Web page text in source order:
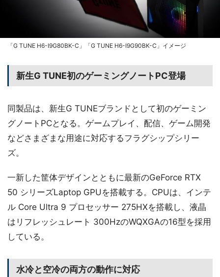
「G TUNE H6-I9G80BK-C」「G TUNE H6-I9G90BK-C」イメージ
新生G TUNE初のゲーミングノートPC登場
同製品は、新生G TUNEブランドとして初のゲーミン
グノートPCとなる。ゲームプレイ、配信、ゲーム開発
などさまざまな用途に対応するフラグシップシリー
ズ。
一新した筐体デザインとともに最新のGeForce RTX
50 シリーズLaptop GPUを搭載する。CPUは、インテ
ル Core Ultra 9 プロセッサー 275HXを搭載し、液晶
はリフレッシュレート 300HzのWQXGAの16型を採用
している。
水冷と空冷の両方の動作に対応